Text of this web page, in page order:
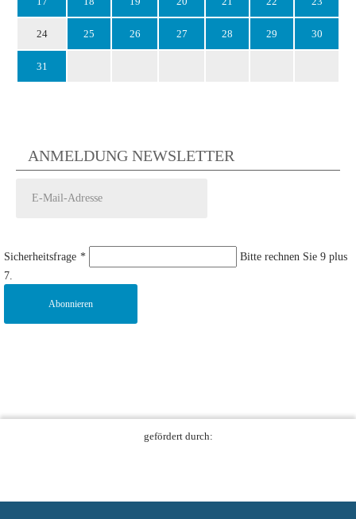
24 25 26 27 28 29 30
31
ANMELDUNG NEWSLETTER
Sicherheitsfrage *
Bitte rechnen Sie 9 plus
7.
Abonnieren
gefördert durch: